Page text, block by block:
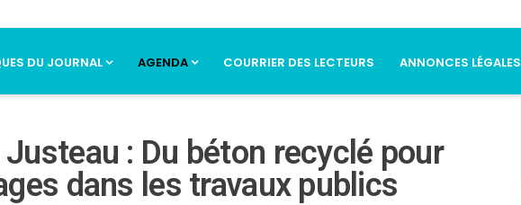
DU JOURNAL AGENDA COURRIER DES LECTEURS ANNONCES LÉGALES
: Du béton recyclé pour
dans les travaux publics